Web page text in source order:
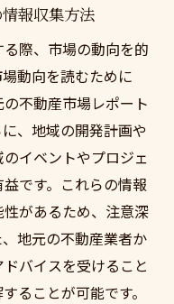
報収集方法
際、市場の動向を的
動向を読むために
不動産市場レポート
、地域の開発計画や
イベントやプロジェ
です。これらの情報
があるため、注意深
地元の不動産業者か
バイスを受けること
ることが可能です。